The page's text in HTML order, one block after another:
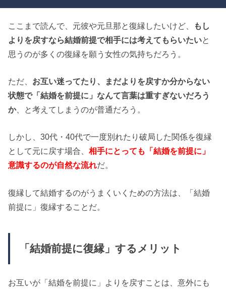
ここまで読んで、元彼や元旦那と復縁したいけど、
もし
よりを戻すなら結婚前提で相手には考えてもらいたいと
思うのが多くの復縁を願う女性の気持ちだろう。
ただ、 お互い迷ってたり、まだよりを戻すか分からない
状態で「結婚を前提に」なんて言葉は重すぎないだろう
か、と考えてしまうのが普通だろう。
しかし、30代・40代で一度別れたり破局した関係を復縁
として元に戻す場合、相手にとっても「結婚を前提に」
意識するのが自然な流れだ。
復縁して結婚するのがうまくいくための方法は、「結婚
前提に」復縁することだ。
「結婚前提に復縁」するメリット
お互いが「結婚を前提に」よりを戻すことは、意外にも